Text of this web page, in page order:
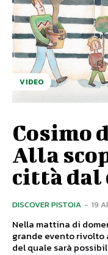
VIDEO
Cosimo
Alla
città dal
DISCOVER PISTOIA - 19
Nella mattina di
grande evento rivolto
del quale sarà